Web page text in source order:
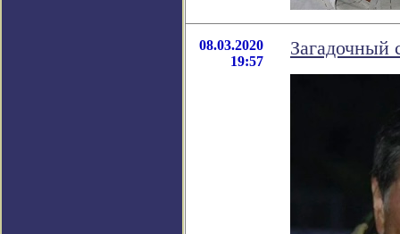
08.03.2020
19:57
Загадочный